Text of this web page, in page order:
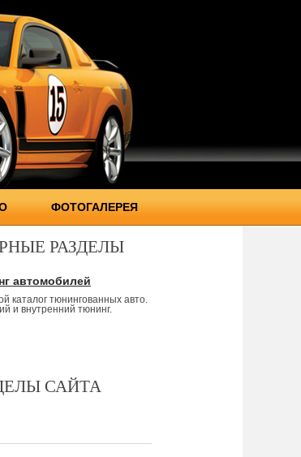
ФОТОГАЛЕРЕЯ
РАЗДЕЛЫ
автомобилей
каталог тюнингованных авто.
и внутренний тюнинг.
САЙТА